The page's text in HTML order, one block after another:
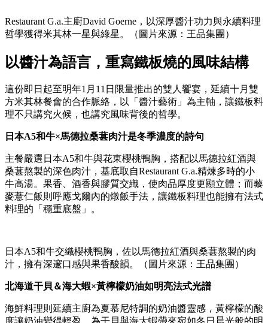
Restaurant G.a.主廚David Goerne，以深厚醬汁功力與永續料理
哲學獲得米其林一星與綠星。（圖片來源：王品集團）
以醬汁為語言，重寫鐵板燒的風味結構
這份即日起至明年1月11日限量推出的雙人饗宴，延續十月雙
方米其林餐會的合作脈絡，以「醬汁藝術」為主軸，讓鐵板料
理不只講究火候，也講究風味背後的哲學。
日本A5和牛×馬德拉桑葚肉汁是冬季濃度的詩句
主餐嚴選日本A5和牛與花東櫻桃鴨胸，搭配以馬德拉紅酒與
桑葚熬製的深色肉汁，基底取自Restaurant G.a.精煉多時的小
牛高湯。果香、酒香與膠質交織，使肉品厚度更顯立體；而藜
麥薏仁飯則呼應戈爾內的燉飯手法，讓鐵板料理也能擁有法式
料理的「穩重底盤」。
日本A5和牛交織櫻桃鴨胸，佐以馬德拉紅酒與桑葚熬製的肉
汁，擁有深邃口感與果香酸韻。（圖片來源：王品集團）
北海道干貝＆海大蝦×黃檸檬奶油如明亮法式光譜
海鮮料理則延續主廚為夏慕尼特調的奶油醬靈感，黃檸檬的酸